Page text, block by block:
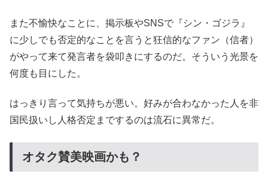
また不愉快なことに、掲示板やSNSで『シン・ゴジラ』
に少しでも否定的なことを言うと狂信的なファン（信者）
がやって来て発言者を袋叩きにするのだ。そういう光景を
何度も目にした。
はっきり言って気持ちが悪い。好みが合わなかった人を非
国民扱いし人格否定までするのは流石に異常だ。
オタク賛美映画かも？